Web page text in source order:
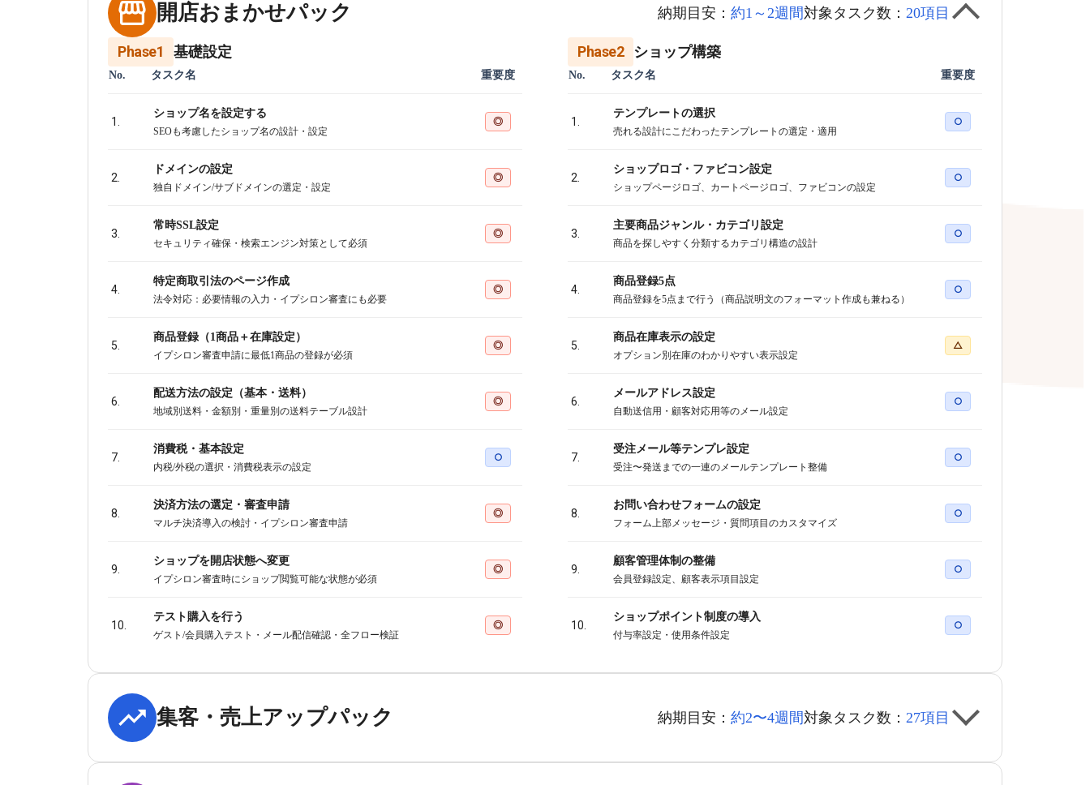
開店おまかせパック 納期目安： 約1～2週間対象タスク数： 20項目
Phase1 基礎設定
No. タスク名 重要度
1.
ショップ名を設定する
SEOも考慮したショップ名の設計・設定
◎
2.
ドメインの設定
独自ドメイン/サブドメインの選定・設定
◎
3.
常時SSL設定
セキュリティ確保・検索エンジン対策として必須
◎
4.
特定商取引法のページ作成
法令対応：必要情報の入力・イプシロン審査にも必要
◎
5.
商品登録（1商品＋在庫設定）
イプシロン審査申請に最低1商品の登録が必須
◎
6.
配送方法の設定（基本・送料）
地域別送料・金額別・重量別の送料テーブル設計
◎
7.
消費税・基本設定
内税/外税の選択・消費税表示の設定
○
8.
決済方法の選定・審査申請
マルチ決済導入の検討・イプシロン審査申請
◎
9.
ショップを開店状態へ変更
イプシロン審査時にショップ閲覧可能な状態が必須
◎
10.
テスト購入を行う
ゲスト/会員購入テスト・メール配信確認・全フロー検証
◎
Phase2 ショップ構築
No. タスク名 重要度
1.
テンプレートの選択
売れる設計にこだわったテンプレートの選定・適用
○
2.
ショップロゴ・ファビコン設定
ショップページロゴ、カートページロゴ、ファビコンの設定
○
3.
主要商品ジャンル・カテゴリ設定
商品を探しやすく分類するカテゴリ構造の設計
○
4.
商品登録5点
商品登録を5点まで行う（商品説明文のフォーマット作成も兼ねる）
○
5.
商品在庫表示の設定
オプション別在庫のわかりやすい表示設定
△
6.
メールアドレス設定
自動送信用・顧客対応用等のメール設定
○
7.
受注メール等テンプレ設定
受注〜発送までの一連のメールテンプレート整備
○
8.
お問い合わせフォームの設定
フォーム上部メッセージ・質問項目のカスタマイズ
○
9.
顧客管理体制の整備
会員登録設定、顧客表示項目設定
○
10.
ショップポイント制度の導入
付与率設定・使用条件設定
○
集客・売上アップパック 納期目安： 約2〜4週間対象タスク数： 27項目